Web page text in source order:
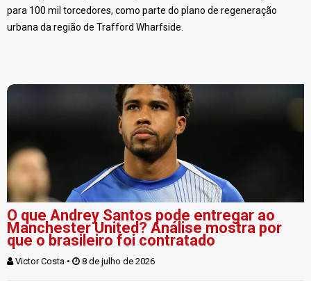
para 100 mil torcedores, como parte do plano de regeneração
urbana da região de Trafford Wharfside.
O que Andrey Santos pode entregar ao
Manchester United? Análise mostra por
que o brasileiro foi contratado
Victor Costa • 8 de julho de 2026